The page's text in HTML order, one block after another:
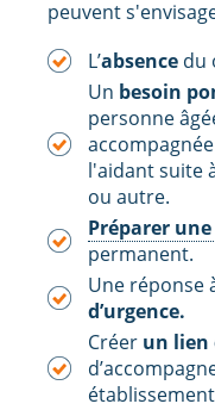
peuvent
L’absence du
Un besoin
personne
l'aidant suite
ou autre.
Préparer
permanent.
Une réponse
d’urgence.
Créer un lien